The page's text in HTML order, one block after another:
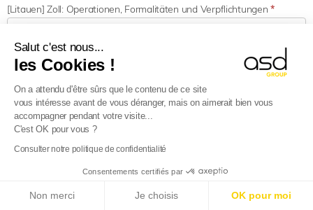
Salut c'est nous...
les Cookies !
On a attendu d'être sûrs que le contenu de ce site
vous intéresse avant de vous déranger, mais on aimerait bien vous
accompagner pendant votre visite...
C'est OK pour vous ?
Consulter notre politique de confidentialité
Consentements certifiés par
Non merci Je choisis OK pour moi
[Litauen] Zoll: Operationen, Formalitäten und Verpflichtungen*
[Litauen] Strategie: Unternehmensentwicklung
[Luxemburg] Steuerliches: MwSt., Steuern, Formalitäten & Pflichten
[Luxemburg] Zoll: Operationen, Formalitäten und Verpflichtungen
[Luxemburg] Strategie: Unternehmensentwicklung*
E-Reporting in Frankreich ab dem 01.09.2026
Mehr erfahren